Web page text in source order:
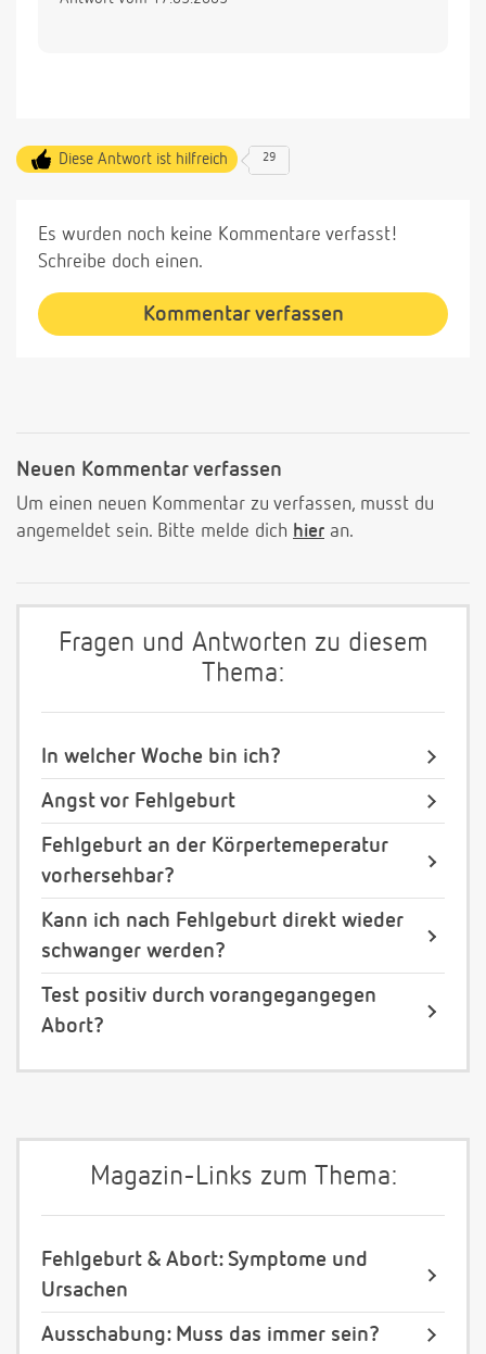
Diese Antwort ist hilfreich 29
Es wurden noch keine Kommentare verfasst!
Schreibe doch einen.
Kommentar verfassen
Neuen Kommentar verfassen
Um einen neuen Kommentar zu verfassen, musst du
angemeldet sein. Bitte melde dich hier an.
Fragen und Antworten zu diesem
Thema:
In welcher Woche bin ich?
Angst vor Fehlgeburt
Fehlgeburt an der Körpertemeperatur
vorhersehbar?
Kann ich nach Fehlgeburt direkt wieder
schwanger werden?
Test positiv durch vorangegangegen
Abort?
Magazin-Links zum Thema:
Fehlgeburt & Abort: Symptome und
Ursachen
Ausschabung: Muss das immer sein?